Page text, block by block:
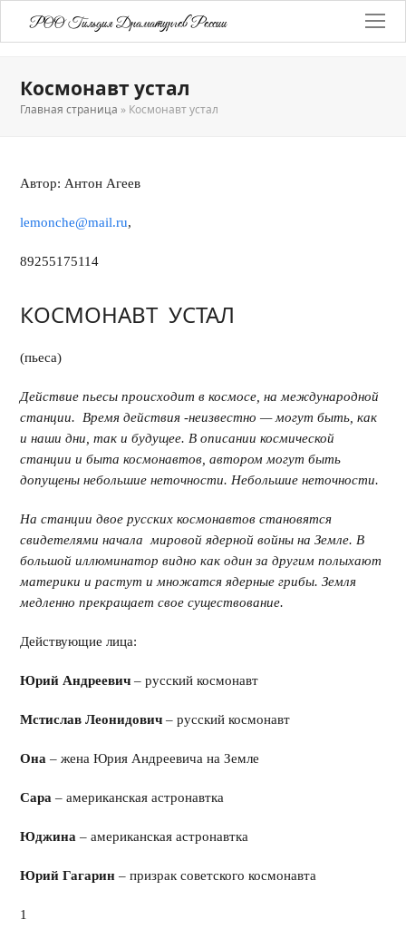
РОО Гильдия Драматургов России
Космонавт устал
Главная страница » Космонавт устал
Автор: Антон Агеев
lemonche@mail.ru,
89255175114
КОСМОНАВТ УСТАЛ
(пьеса)
Действие пьесы происходит в космосе, на международной
станции. Время действия -неизвестно — могут быть, как
и наши дни, так и будущее. В описании космической
станции и быта космонавтов, автором могут быть
допущены небольшие неточности. Небольшие неточности.
На станции двое русских космонавтов становятся
свидетелями начала мировой ядерной войны на Земле. В
большой иллюминатор видно как один за другим полыхают
материки и растут и множатся ядерные грибы. Земля
медленно прекращает свое существование.
Действующие лица:
Юрий Андреевич – русский космонавт
Мстислав Леонидович– русский космонавт
Она – жена Юрия Андреевича на Земле
Сара – американская астронавтка
Юджина – американская астронавтка
Юрий Гагарин – призрак советского космонавта
1